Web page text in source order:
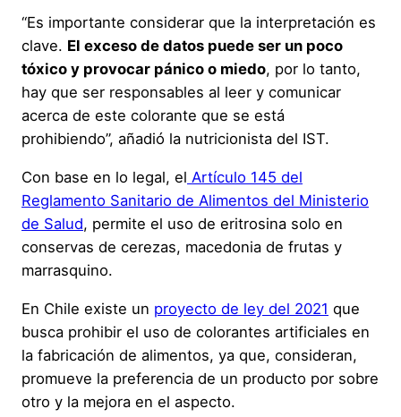
“Es importante considerar que la interpretación es
clave. El exceso de datos puede ser un poco
tóxico y provocar pánico o miedo, por lo tanto,
hay que ser responsables al leer y comunicar
acerca de este colorante que se está
prohibiendo”, añadió la nutricionista del IST.
Con base en lo legal, el Artículo 145 del
Reglamento Sanitario de Alimentos del Ministerio
de Salud, permite el uso de eritrosina solo en
conservas de cerezas, macedonia de frutas y
marrasquino.
En Chile existe un proyecto de ley del 2021 que
busca prohibir el uso de colorantes artificiales en
la fabricación de alimentos, ya que, consideran,
promueve la preferencia de un producto por sobre
otro y la mejora en el aspecto.